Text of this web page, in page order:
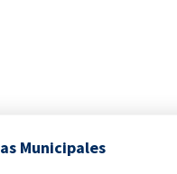
Municipales